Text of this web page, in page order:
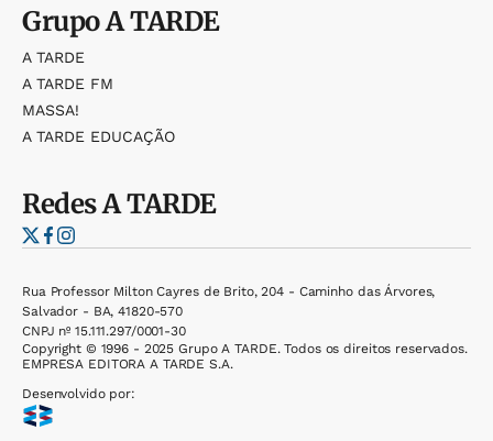
GrupoA TARDE
A TARDE
A TARDE FM
MASSA!
A TARDE EDUCAÇÃO
RedesA TARDE
Rua Professor Milton Cayres de Brito, 204 - Caminho das Árvores,
Salvador - BA, 41820-570
CNPJ nº 15.111.297/0001-30
Copyright © 1996 - 2025 Grupo A TARDE. Todos os direitos reservados.
EMPRESA EDITORA A TARDE S.A.
Desenvolvido por: